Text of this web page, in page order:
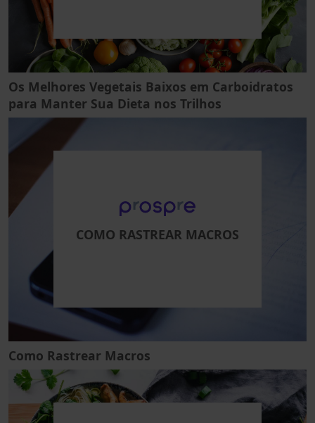
Os Melhores Vegetais Baixos em Carboidratos
para Manter Sua Dieta nos Trilhos
COMO RASTREAR MACROS
Como Rastrear Macros